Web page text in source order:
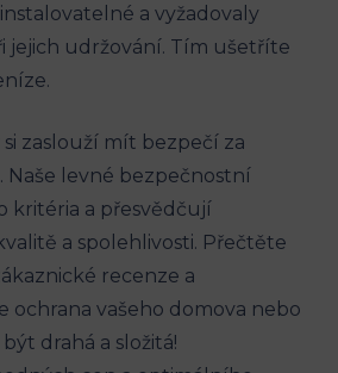
a vyžadovaly
jejich udržování. Tím ušetříte
zaslouží mít bezpečí za
Naše levné bezpečnostní
kritéria a přesvědčují
a spolehlivosti. Přečtěte
recenze a
ochrana vašeho domova nebo
drahá a složitá!